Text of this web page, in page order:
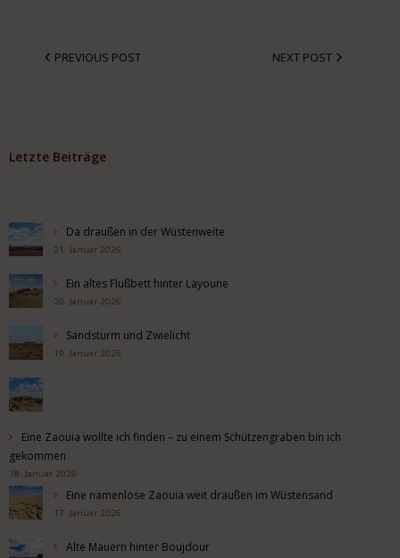
PREVIOUS POST NEXT POST
Letzte Beiträge
Da draußen in der Wüstenweite
21. Januar 2026
Ein altes Flußbett hinter Layoune
20. Januar 2026
Sandsturm und Zwielicht
19. Januar 2026
Eine Zaouia wollte ich finden – zu einem Schützengraben bin ich
gekommen
18. Januar 2026
Eine namenlose Zaouia weit draußen im Wüstensand
17. Januar 2026
Alte Mauern hinter Boujdour